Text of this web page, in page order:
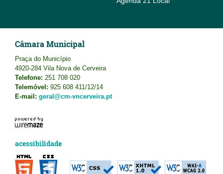
Câmara Municipal
Praça do Município
4920-284 Vila Nova de Cerveira
Telefone: 251 708 020
Telemóvel: 925 608 411/12/14
E-mail: geral@cm-vncerveira.pt
acessibilidade